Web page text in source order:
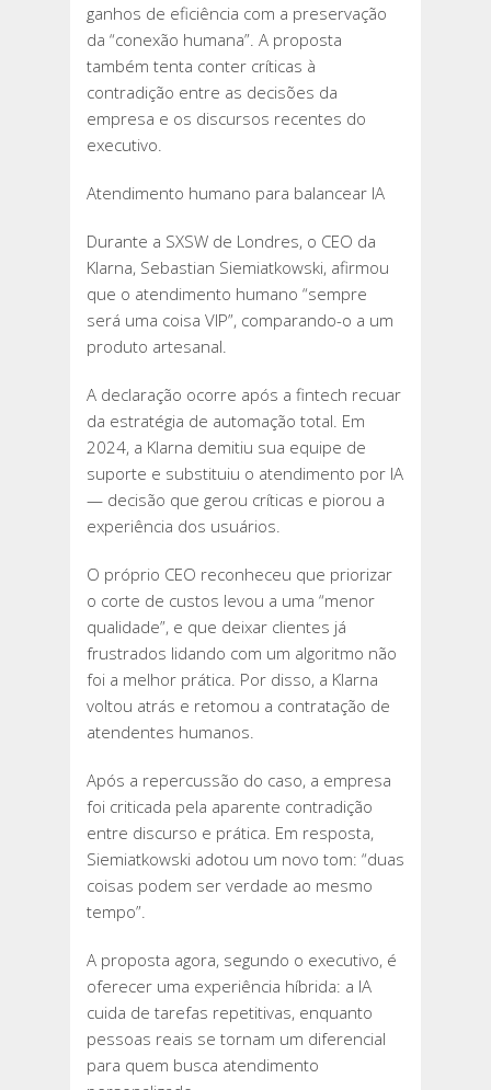
ganhos de eficiência com a preservação
da “conexão humana”. A proposta
também tenta conter críticas à
contradição entre as decisões da
empresa e os discursos recentes do
executivo.
Atendimento humano para balancear IA
Durante a SXSW de Londres, o CEO da
Klarna, Sebastian Siemiatkowski, afirmou
que o atendimento humano “sempre
será uma coisa VIP”, comparando-o a um
produto artesanal.
A declaração ocorre após a fintech recuar
da estratégia de automação total. Em
2024, a Klarna demitiu sua equipe de
suporte e substituiu o atendimento por IA
— decisão que gerou críticas e piorou a
experiência dos usuários.
O próprio CEO reconheceu que priorizar
o corte de custos levou a uma “menor
qualidade”, e que deixar clientes já
frustrados lidando com um algoritmo não
foi a melhor prática. Por disso, a Klarna
voltou atrás e retomou a contratação de
atendentes humanos.
Após a repercussão do caso, a empresa
foi criticada pela aparente contradição
entre discurso e prática. Em resposta,
Siemiatkowski adotou um novo tom: “duas
coisas podem ser verdade ao mesmo
tempo”.
A proposta agora, segundo o executivo, é
oferecer uma experiência híbrida: a IA
cuida de tarefas repetitivas, enquanto
pessoas reais se tornam um diferencial
para quem busca atendimento